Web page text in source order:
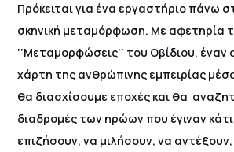
Πρόκειται για ένα εργαστήριο πάνω
σκηνική μεταμόρφωση. Με αφετηρία
‘’Μεταμορφώσεις’’ του Οβίδιου,
χάρτη της ανθρώπινης εμπειρίας
θα διασχίσουμε εποχές και θα
διαδρομές των ηρώων που έγιναν
επιζήσουν, να μιλήσουν, να